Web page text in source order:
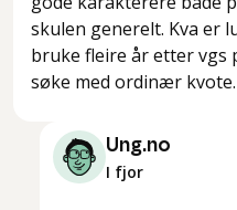
skulen generelt. Kva er
bruke fleire år etter vgs
søke med ordinær kvote.
Ung.no
I fjor